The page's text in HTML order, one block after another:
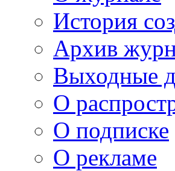
История
Архив
Выходные
О
О подписке
О рекламе